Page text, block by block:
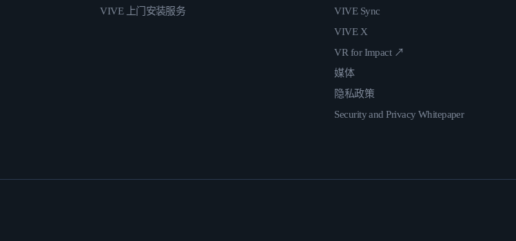
VIVE 上门安装服务
VIVE Sync
VIVE X
VR for Impact ↗
媒体
隐私政策
Security and Privacy Whitepaper